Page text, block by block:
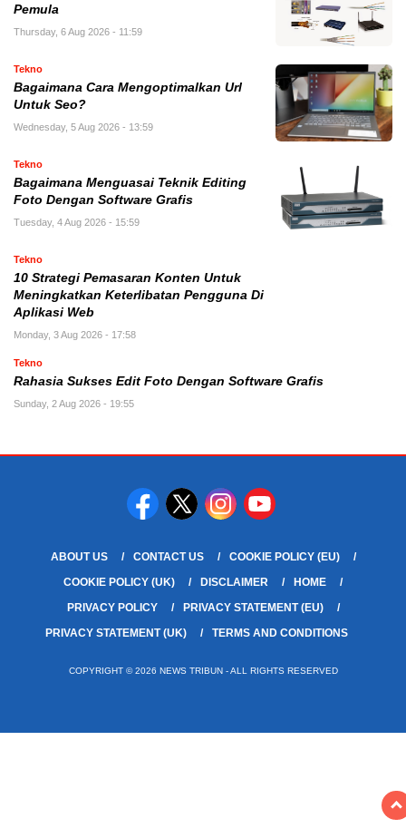
Pemula
Thursday, 6 Aug 2026 - 11:59
Tekno
Bagaimana Cara Mengoptimalkan Url
Untuk Seo?
Wednesday, 5 Aug 2026 - 13:59
Tekno
Bagaimana Menguasai Teknik Editing
Foto Dengan Software Grafis
Tuesday, 4 Aug 2026 - 15:59
Tekno
10 Strategi Pemasaran Konten Untuk
Meningkatkan Keterlibatan Pengguna Di
Aplikasi Web
Monday, 3 Aug 2026 - 17:58
Tekno
Rahasia Sukses Edit Foto Dengan Software Grafis
Sunday, 2 Aug 2026 - 19:55
ABOUT US CONTACT US
COOKIE POLICY (EU)
COOKIE POLICY (UK)
DISCLAIMER
HOME
PRIVACY POLICY
PRIVACY STATEMENT (EU)
PRIVACY STATEMENT (UK)
TERMS AND CONDITIONS
COPYRIGHT © 2026 NEWS TRIBUN - ALL RIGHTS RESERVED